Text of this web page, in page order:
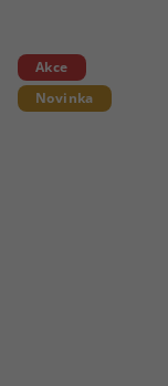
Akce
Novinka